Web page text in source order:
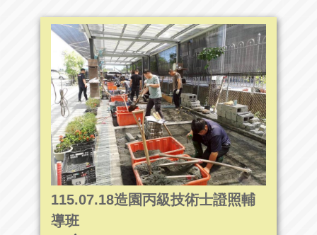
115.07.18造園丙級技術士證照輔
導班